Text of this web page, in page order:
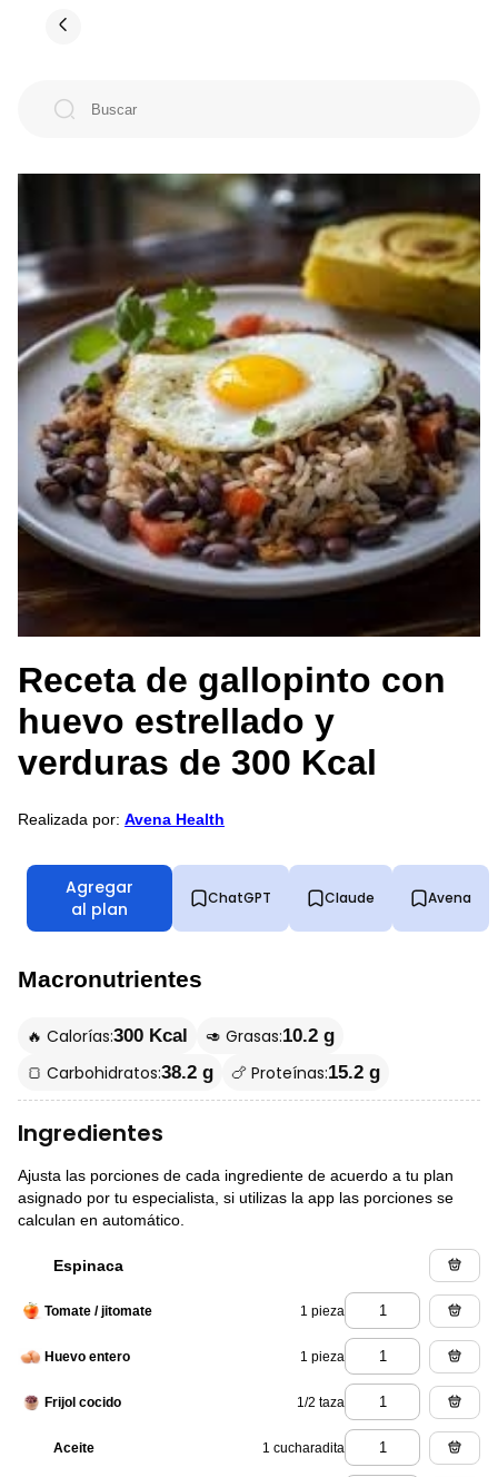
Receta de gallopinto con
huevo estrellado y
verduras de 300 Kcal
Realizada por: Avena Health
Agregar
al plan
ChatGPT Claude Avena
Macronutrientes
🔥 Calorías:300 Kcal 🥑 Grasas:10.2 g
🍞 Carbohidratos:38.2 g 🍗 Proteínas:15.2 g
Ingredientes
Ajusta las porciones de cada ingrediente de acuerdo a tu plan
asignado por tu especialista, si utilizas la app las porciones se
calculan en automático.
Espinaca
Tomate / jitomate 1 pieza
Huevo entero 1 pieza
Frijol cocido 1/2 taza
Aceite 1 cucharadita